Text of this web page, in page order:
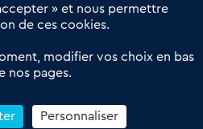
dédié aux transactions
au service du commerce de
» et nous permettre
de ces cookies.
modifier vos choix en bas
nos pages.
Personnaliser